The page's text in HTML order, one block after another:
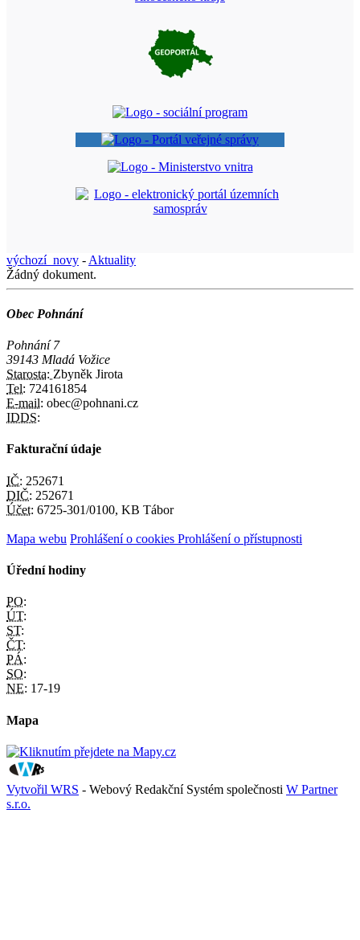
výchozí_novy - Aktuality
Žádný dokument.
Obec Pohnání
Pohnání 7
39143 Mladá Vožice
Starosta: Zbyněk Jirota
Tel: 724161854
E-mail: obec@pohnani.cz
IDDS:
Fakturační údaje
IČ: 252671
DIČ: 252671
Účet: 6725-301/0100, KB Tábor
Mapa webu Prohlášení o cookies Prohlášení o přístupnosti
Úřední hodiny
PO:
ÚT:
ST:
ČT:
PÁ:
SO:
NE: 17-19
Mapa
Vytvořil WRS - Webový Redakční Systém společnosti W Partner
s.r.o.